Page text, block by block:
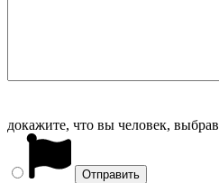
докажите, что вы человек, выбрав